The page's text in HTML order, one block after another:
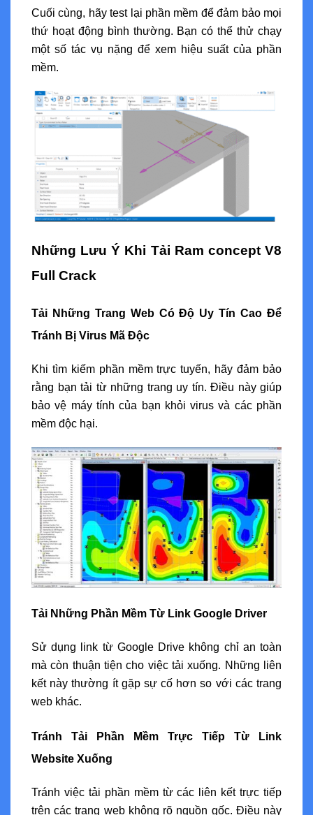
Cuối cùng, hãy test lại phần mềm để đảm bảo mọi
thứ hoạt động bình thường. Bạn có thể thử chạy
một số tác vụ nặng để xem hiệu suất của phần
mềm.
Những Lưu Ý Khi Tải Ram concept V8
Full Crack
Tải Những Trang Web Có Độ Uy Tín Cao Để
Tránh Bị Virus Mã Độc
Khi tìm kiếm phần mềm trực tuyến, hãy đảm bảo
rằng bạn tải từ những trang uy tín. Điều này giúp
bảo vệ máy tính của bạn khỏi virus và các phần
mềm độc hại.
Tải Những Phần Mềm Từ Link Google Driver
Sử dụng link từ Google Drive không chỉ an toàn
mà còn thuận tiện cho việc tải xuống. Những liên
kết này thường ít gặp sự cố hơn so với các trang
web khác.
Tránh Tải Phần Mềm Trực Tiếp Từ Link
Website Xuống
Tránh việc tải phần mềm từ các liên kết trực tiếp
trên các trang web không rõ nguồn gốc. Điều này